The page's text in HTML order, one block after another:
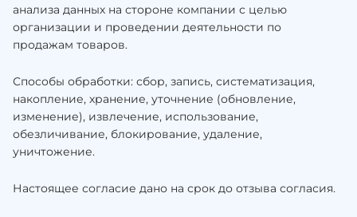
анализа данных на стороне компании с целью
организации и проведении деятельности по
продажам товаров.
Способы обработки: сбор, запись, систематизация,
накопление, хранение, уточнение (обновление,
изменение), извлечение, использование,
обезличивание, блокирование, удаление,
уничтожение.
Настоящее согласие дано на срок до отзыва согласия.